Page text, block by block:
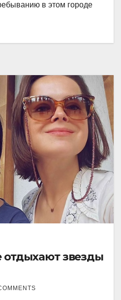
в этом городе
отдыхают звезды